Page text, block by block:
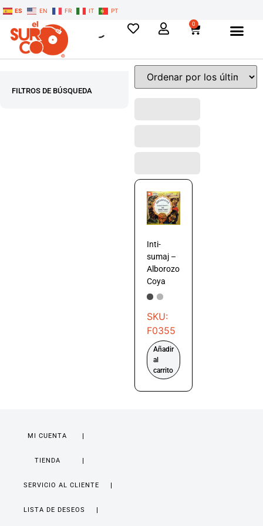
ES EN FR IT PT
0
FILTROS DE BÚSQUEDA
Inti-
sumaj –
Alborozo
Coya
SKU:
F0355
Añadir
al
carrito
MI CUENTA
TIENDA
SERVICIO AL CLIENTE
LISTA DE DESEOS